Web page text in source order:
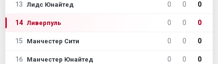
13 Лидс Юнайтед 0 0 0
14 Ливерпуль 0 0 0
15 Манчестер Сити 0 0 0
16 Манчестер Юнайтед 0 0 0